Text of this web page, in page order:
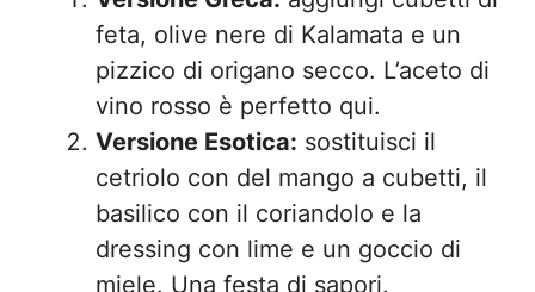
feta, olive nere di Kalamata e un
pizzico di origano secco. L’aceto di
vino rosso è perfetto qui.
Versione Esotica: sostituisci il
cetriolo con del mango a cubetti, il
basilico con il coriandolo e la
dressing con lime e un goccio di
miele. Una festa di sapori.